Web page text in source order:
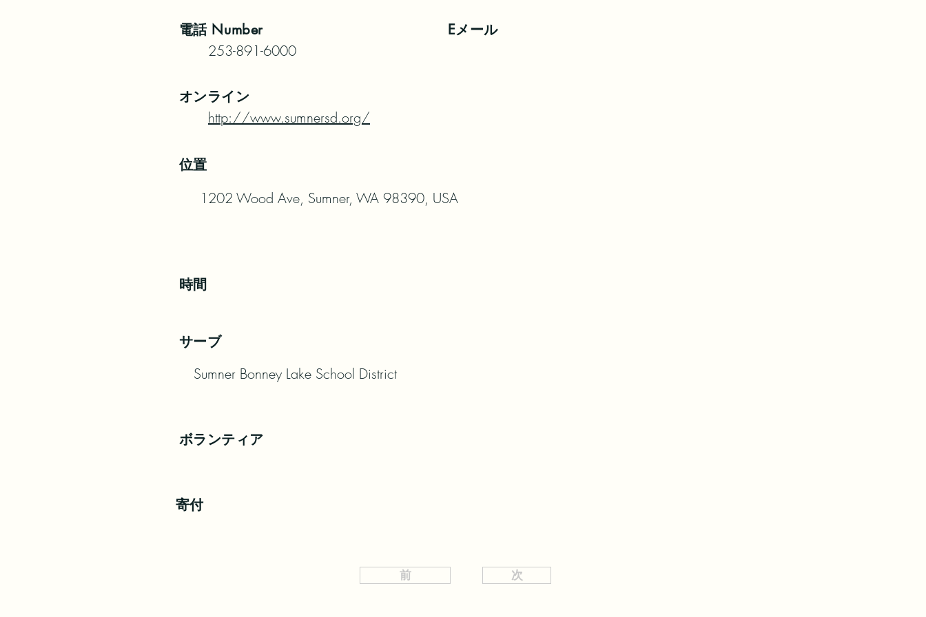
電話Number
253-891-6000
Eメール
オンライン
http://www.sumnersd.org/
位置
1202 Wood Ave, Sumner, WA 98390, USA
時間
サーブ
Sumner Bonney Lake School District
ボランティア
寄付
前 次